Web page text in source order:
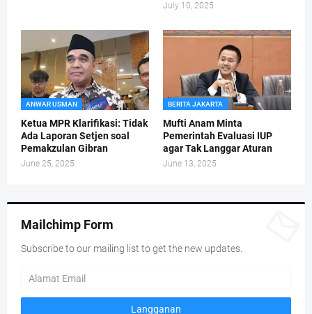
July 10, 2025
ANWAR USMAN
Ketua MPR Klarifikasi: Tidak
Ada Laporan Setjen soal
Pemakzulan Gibran
June 25, 2025
BERITA JAKARTA
Mufti Anam Minta
Pemerintah Evaluasi IUP
agar Tak Langgar Aturan
June 13, 2025
Mailchimp Form
Subscribe to our mailing list to get the new updates.